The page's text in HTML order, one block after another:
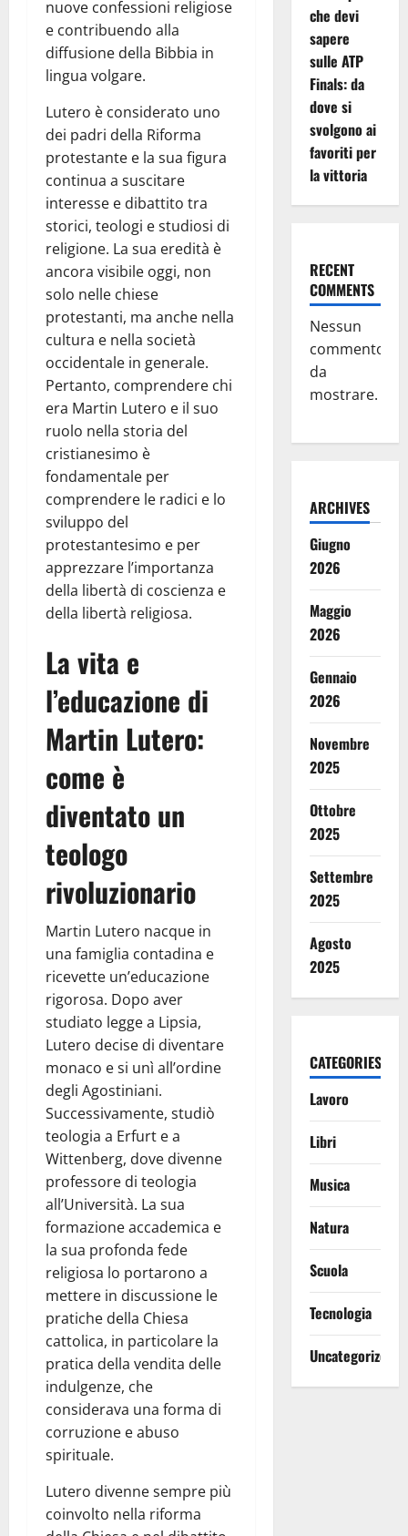
nuove confessioni religiose
e contribuendo alla
diffusione della Bibbia in
lingua volgare.
Lutero è considerato uno
dei padri della Riforma
protestante e la sua figura
continua a suscitare
interesse e dibattito tra
storici, teologi e studiosi di
religione. La sua eredità è
ancora visibile oggi, non
solo nelle chiese
protestanti, ma anche nella
cultura e nella società
occidentale in generale.
Pertanto, comprendere chi
era Martin Lutero e il suo
ruolo nella storia del
cristianesimo è
fondamentale per
comprendere le radici e lo
sviluppo del
protestantesimo e per
apprezzare l’importanza
della libertà di coscienza e
della libertà religiosa.
La vita e
l’educazione di
Martin Lutero:
come è
diventato un
teologo
rivoluzionario
Martin Lutero nacque in
una famiglia contadina e
ricevette un’educazione
rigorosa. Dopo aver
studiato legge a Lipsia,
Lutero decise di diventare
monaco e si unì all’ordine
degli Agostiniani.
Successivamente, studiò
teologia a Erfurt e a
Wittenberg, dove divenne
professore di teologia
all’Università. La sua
formazione accademica e
la sua profonda fede
religiosa lo portarono a
mettere in discussione le
pratiche della Chiesa
cattolica, in particolare la
pratica della vendita delle
indulgenze, che
considerava una forma di
corruzione e abuso
spirituale.
Lutero divenne sempre più
coinvolto nella riforma
che devi
sapere
sulle ATP
Finals: da
dove si
svolgono ai
favoriti per
la vittoria
RECENT
COMMENTS
Nessun
commento
da
mostrare.
ARCHIVES
Giugno
2026
Maggio
2026
Gennaio
2026
Novembre
2025
Ottobre
2025
Settembre
2025
Agosto
2025
CATEGORIES
Lavoro
Libri
Musica
Natura
Scuola
Tecnologia
Uncategorized